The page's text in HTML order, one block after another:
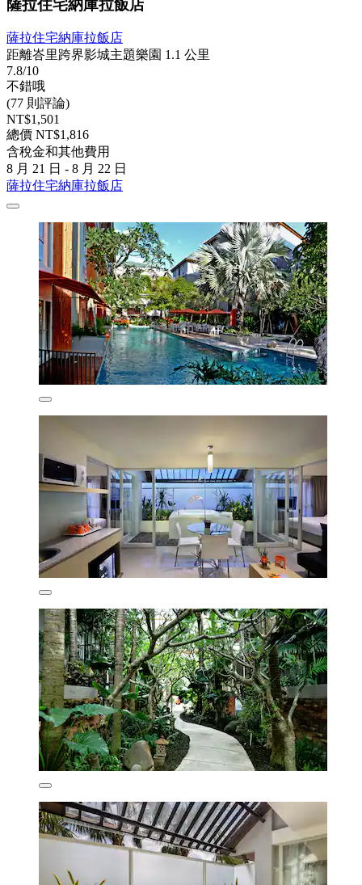
薩拉住宅納庫拉飯店
薩拉住宅納庫拉飯店
距離峇里跨界影城主題樂園 1.1 公里
7.8/10
不錯哦
(77 則評論)
NT$1,501
總價 NT$1,816
含稅金和其他費用
8 月 21 日 - 8 月 22 日
薩拉住宅納庫拉飯店